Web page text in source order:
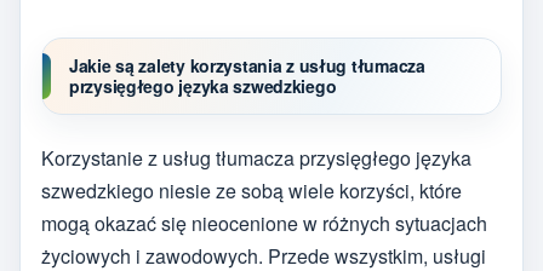
Jakie są zalety korzystania z usług tłumacza
przysięgłego języka szwedzkiego
Korzystanie z usług tłumacza przysięgłego języka
szwedzkiego niesie ze sobą wiele korzyści, które
mogą okazać się nieocenione w różnych sytuacjach
życiowych i zawodowych. Przede wszystkim, usługi